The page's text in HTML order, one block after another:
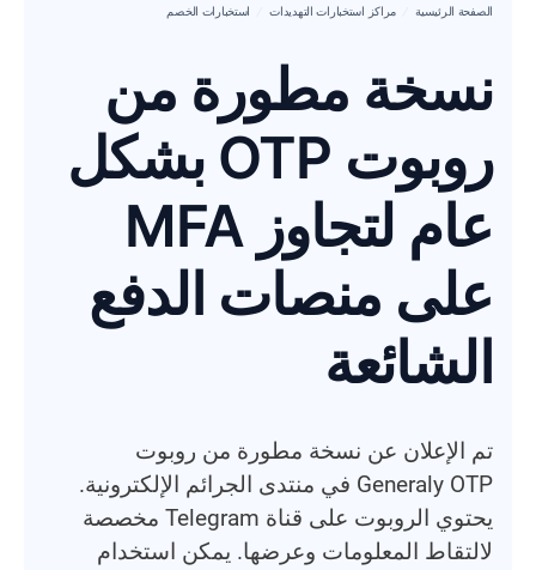
الصفحة الرئيسية مراكز استخبارات التهديدات استخبارات الخصم
نسخة مطورة من
روبوت OTP بشكل
عام لتجاوز MFA
على منصات الدفع
الشائعة
تم الإعلان عن نسخة مطورة من روبوت
Generaly OTP في منتدى الجرائم الإلكترونية.
يحتوي الروبوت على قناة Telegram مخصصة
لالتقاط المعلومات وعرضها. يمكن استخدام